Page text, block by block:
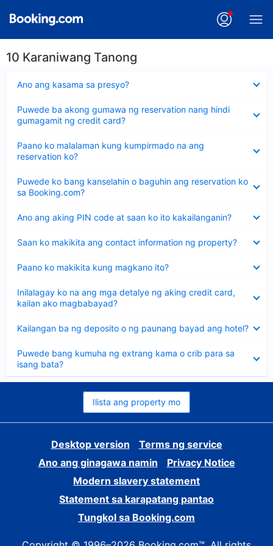
10 Karaniwang Tanong
Ano ang kasama sa presyo?
ang
Puwede ba akong gumawa ng reservation nang hindi
gumagamit ng credit card?
ang
sagot
Paano ko malalaman kung kumpirmado na ang
reservation ko?
ang
sagot
Puwede ko bang kanselahin o baguhin ang reservation ko
sa Booking.com?
ang
sagot
Ano ang aking PIN code at saan ko ito kakailanganin?
ang
Saan ko makikita ang contact information ng property?
ang
Paano ko makikita kung magkano ito?
ang
Inilalagay ko na ang mga detalye ng aking credit card,
kailan ako magbabayad?
ang
sagot
Kailangan ba ng deposito o ng paunang bayad ang hotel?
ang
Puwede bang kumuha ng extrang kama o crib para sa
isang bata?
ang
sagot
Ilista ang property mo
Desktop version
Terms ng service
Ano ang ginagawa namin
Privacy Notice
Modern slavery statement
Statement sa karapatang pantao
Tungkol sa Booking.com